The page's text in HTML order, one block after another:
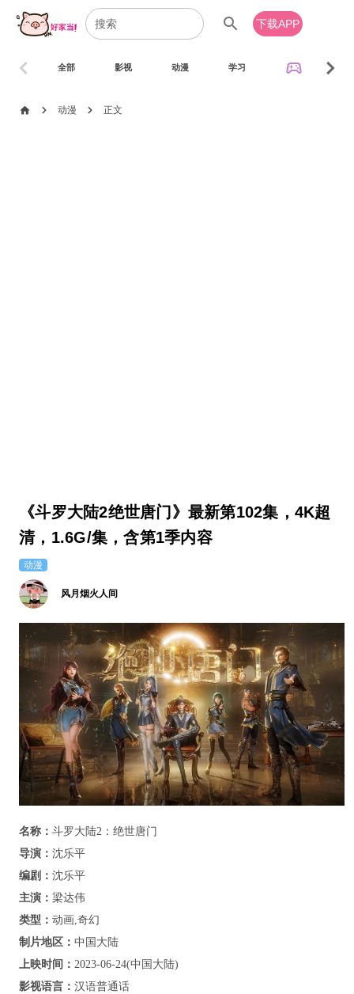
search 下载APP
全部 影视 动漫 学习 sports_esports
chevron_left chevron_right
home chevron_right 动漫 chevron_right 正文
《斗罗大陆2绝世唐门》最新第102集，4K超
清，1.6G/集，含第1季内容
动漫
风月烟火人间
名称： 斗罗大陆2：绝世唐门
导演： 沈乐平
编剧： 沈乐平
主演： 梁达伟
类型： 动画,奇幻
制片地区： 中国大陆
上映时间： 2023-06-24(中国大陆)
影视语言： 汉语普通话